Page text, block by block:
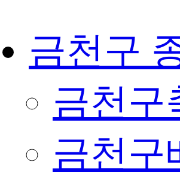
금천구
금천구
금천구